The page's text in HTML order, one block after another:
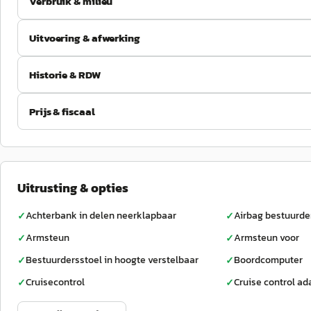
Uitvoering & afwerking
Historie & RDW
Prijs & fiscaal
Uitrusting & opties
✓Achterbank in delen neerklapbaar ✓Airbag
✓Armsteun ✓Armsteun voor
✓Bestuurdersstoel in hoogte verstelbaar ✓Boordcomputer
✓Cruisecontrol ✓Cruise control